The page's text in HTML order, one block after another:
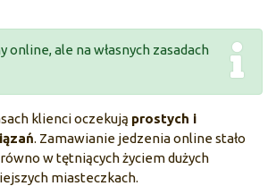
online, ale na własnych zasadach
klienci oczekują prostych i
. Zamawianie jedzenia online stało
w tętniących życiem dużych
miasteczkach.